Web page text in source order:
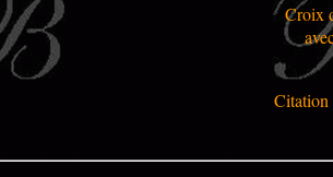
Croix
Citation